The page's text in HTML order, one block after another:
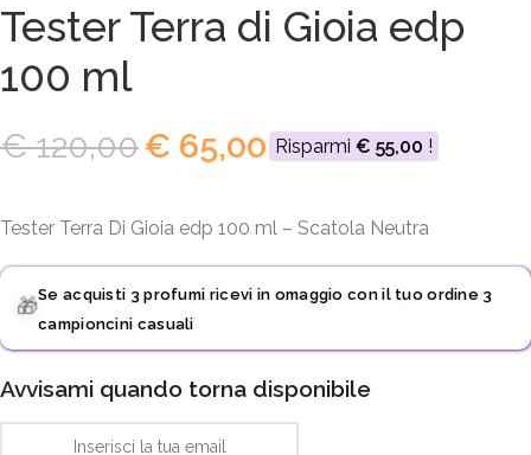
Tester Terra di Gioia edp
100 ml
€120,00€ 65,00 Risparmi € 55,00 !
Tester Terra Di Gioia edp 100 ml – Scatola Neutra
🎁
Se acquisti 3 profumi ricevi in omaggio con il tuo ordine 3
campioncini casuali
Avvisami quando torna disponibile